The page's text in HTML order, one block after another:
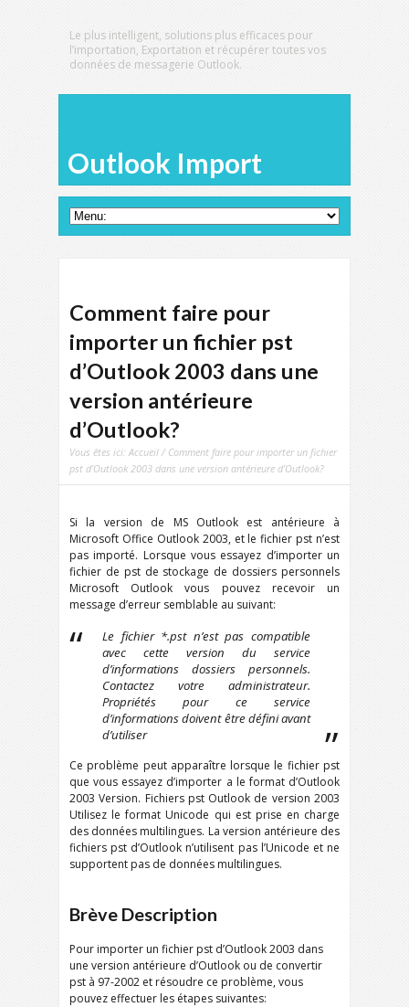
Le plus intelligent, solutions plus efficaces pour
l’importation, Exportation et récupérer toutes vos
données de messagerie Outlook.
Outlook Import
Comment faire pour
importer un fichier pst
d’Outlook 2003 dans une
version antérieure
d’Outlook?
Vous êtes ici: Accueil / Comment faire pour importer un fichier
pst d’Outlook 2003 dans une version antérieure d’Outlook?
Si la version de MS Outlook est antérieure à
Microsoft Office Outlook 2003, et le fichier pst n’est
pas importé. Lorsque vous essayez d’importer un
fichier de pst de stockage de dossiers personnels
Microsoft Outlook vous pouvez recevoir un
message d’erreur semblable au suivant:
Le fichier *.pst n’est pas compatible
avec cette version du service
d’informations dossiers personnels.
Contactez votre administrateur.
Propriétés pour ce service
d’informations doivent être défini avant
d’utiliser
Ce problème peut apparaître lorsque le fichier pst
que vous essayez d’importer a le format d’Outlook
2003 Version. Fichiers pst Outlook de version 2003
Utilisez le format Unicode qui est prise en charge
des données multilingues. La version antérieure des
fichiers pst d’Outlook n’utilisent pas l’Unicode et ne
supportent pas de données multilingues.
Brève Description
Pour importer un fichier pst d’Outlook 2003 dans
une version antérieure d’Outlook ou de convertir
pst à 97-2002 et résoudre ce problème, vous
pouvez effectuer les étapes suivantes: